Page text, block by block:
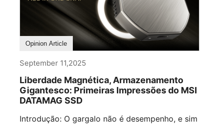
Opinion Article
September 11,2025
Liberdade Magnética, Armazenamento
Gigantesco: Primeiras Impressões do MSI
DATAMAG SSD
Introdução: O gargalo não é desempenho, e sim